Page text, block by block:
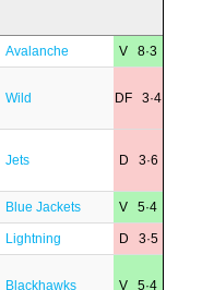
Avalanche V 8·3
Wild DF 3·4
Jets D 3·6
Blue Jackets V 5·4
Lightning D 3·5
Blackhawks V 5·4